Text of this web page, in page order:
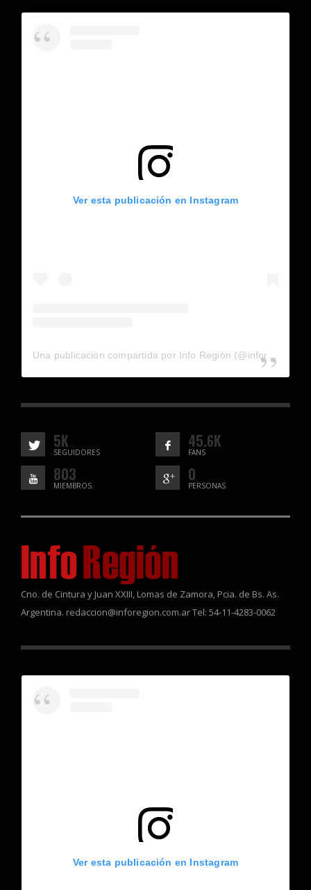
Ver esta publicación en Instagram
5K
SEGUIDORES
45.6K
FANS
803
MIEMBROS
0
PERSONAS
Cno. de Cintura y Juan XXIII, Lomas de Zamora, Pcia. de Bs. As.
Argentina. redaccion@inforegion.com.ar Tel: 54-11-4283-0062
Ver esta publicación en Instagram